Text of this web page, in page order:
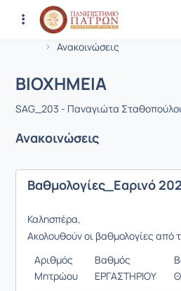
Αρχική Σελίδα
Ανακοινώσεις
Μάθημα : BIOXHMEIA
Κωδικός : SUST119
BIOXHMEIA
SAG_203 - Παναγιώτα
Ανακοινώσεις
Βαθμολογίες_Εαρινό
Καλησπέρα,
Ακολουθούν οι βαθμολογίες από
Αριθμός
Μητρώου
Βαθμός
ΕΡΓΑΣΤΗΡΙΟΥ